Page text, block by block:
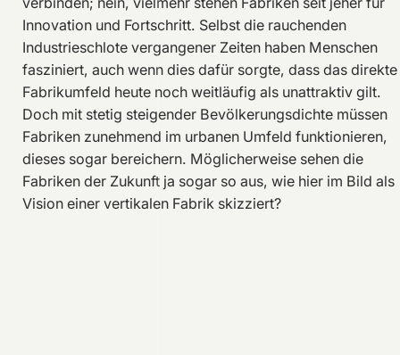
Innovation und Fortschritt. Selbst die rauchenden
Industrieschlote vergangener Zeiten haben Menschen
fasziniert, auch wenn dies dafür sorgte, dass das direkte
Fabrikumfeld heute noch weitläufig als unattraktiv gilt.
Doch mit stetig steigender Bevölkerungsdichte müssen
Fabriken zunehmend im urbanen Umfeld funktionieren,
dieses sogar bereichern. Möglicherweise sehen die
Fabriken der Zukunft ja sogar so aus, wie hier im Bild als
Vision einer vertikalen Fabrik skizziert?